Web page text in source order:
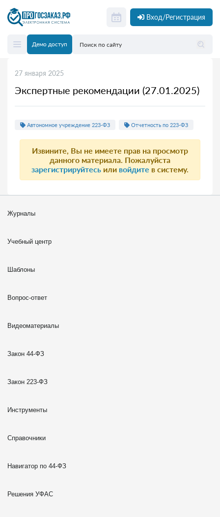
Вход/Регистрация
Демо доступ
27 января 2025
Экспертные рекомендации (27.01.2025)
Автономное учреждение 223-ФЗ Отчетность по 223-ФЗ
Извините, Вы не имеете прав на просмотр
данного материала. Пожалуйста
зарегистрируйтесь или войдите в систему.
Журналы
Учебный центр
Шаблоны
Вопрос-ответ
Видеоматериалы
Закон 44-ФЗ
Закон 223-ФЗ
Инструменты
Справочники
Навигатор по 44-ФЗ
Решения УФАС